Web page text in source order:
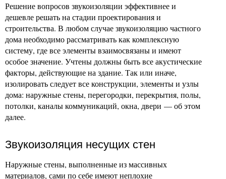
Решение вопросов звукоизоляции эффективнее и
дешевле решать на стадии проектирования и
строительства. В любом случае звукоизоляцию частного
дома необходимо рассматривать как комплексную
систему, где все элементы взаимосвязаны и имеют
особое значение. Учтены должны быть все акустические
факторы, действующие на здание. Так или иначе,
изолировать следует все конструкции, элементы и узлы
дома: наружные стены, перегородки, перекрытия, полы,
потолки, каналы коммуникаций, окна, двери — об этом
далее.
Звукоизоляция несущих стен
Наружные стены, выполненные из массивных
материалов, сами по себе имеют неплохие